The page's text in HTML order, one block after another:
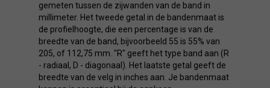
gemeten tussen de zijwanden van de band in
millimeter. Het tweede getal in de bandenmaat is
de profielhoogte, die een percentage is van de
breedte van de band, bijvoorbeeld 55 is 55% van
205, of 112,75 mm. "R" geeft het type band aan (R
- radiaal, D - diagonaal). Het laatste getal geeft de
breedte van de velg in inches aan. Je bandenmaat